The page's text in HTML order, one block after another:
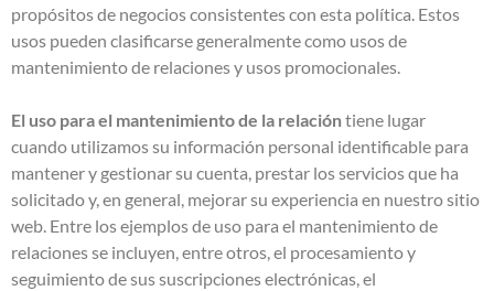
propósitos de negocios consistentes con esta política. Estos
usos pueden clasificarse generalmente como usos de
mantenimiento de relaciones y usos promocionales.
El uso para el mantenimiento de la relacióntiene lugar
cuando utilizamos su información personal identificable para
mantener y gestionar su cuenta, prestar los servicios que ha
solicitado y, en general, mejorar su experiencia en nuestro sitio
web. Entre los ejemplos de uso para el mantenimiento de
relaciones se incluyen, entre otros, el procesamiento y
seguimiento de sus suscripciones electrónicas, el